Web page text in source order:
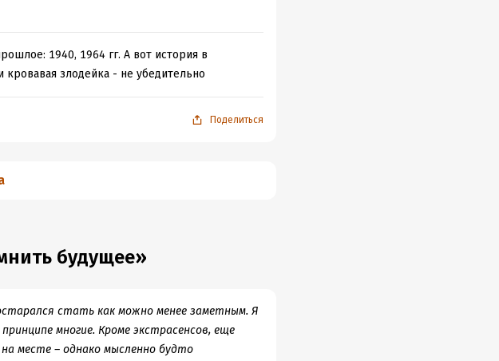
1940, 1964 гг. А вот история в
кровавая злодейка - не убедительно
Поделиться
будущее»
стать как можно менее заметным. Я
многие. Кроме экстрасенсов, еще
месте – однако мысленно будто